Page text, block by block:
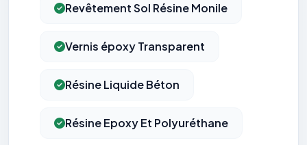
Revêtement Sol Résine Monile
Vernis époxy Transparent
Résine Liquide Béton
Résine Epoxy Et Polyuréthane